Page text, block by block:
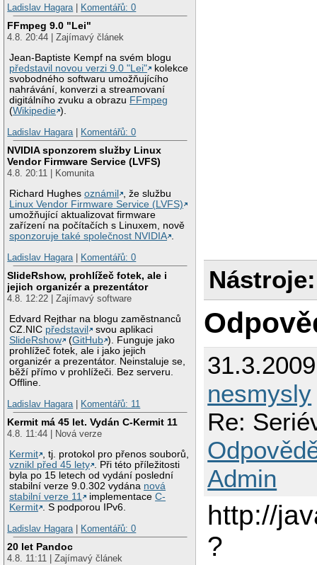
Ladislav Hagara
Komentářů: 0
FFmpeg 9.0 "Lei"
4.8. 20:44 | Zajímavý článek
Jean-Baptiste Kempf na svém blogu
představil novou verzi 9.0 "Lei"
kolekce
svobodného softwaru umožňujícího
nahrávání, konverzi a streamovaní
digitálního zvuku a obrazu FFmpeg
(Wikipedie ).
Ladislav Hagara | Komentářů: 0
NVIDIA sponzorem služby Linux
Vendor Firmware Service (LVFS)
4.8. 20:11 | Komunita
Richard Hughesoznámil
, že službu
Linux Vendor Firmware Service (LVFS)
umožňující aktualizovat firmware
zařízení na počítačích s Linuxem, nově
sponzoruje také společnost NVIDIA .
Ladislav Hagara | Komentářů: 0
SlideRshow, prohlížeč fotek, ale i
jejich organizér a prezentátor
4.8. 12:22 | Zajímavý software
Edvard Rejthar na blogu zaměstnanců
CZ.NIC představil
svou aplikaci
SlideRshow
(GitHub ). Funguje jako
prohlížeč fotek, ale i jako jejich
organizér a prezentátor. Neinstaluje se,
běží přímo v prohlížeči. Bez serveru.
Offline.
Ladislav Hagara | Komentářů: 11
Kermit má 45 let. Vydán C-Kermit 11
4.8. 11:44 | Nová verze
Kermit
, tj. protokol pro přenos souborů,
vznikl před 45 lety
. Při této příležitosti
byla po 15 letech od vydání poslední
stabilní verze 9.0.302 vydána nová
stabilní verze 11
implementaceC-
Kermit
. S podporou IPv6.
Ladislav Hagara | Komentářů: 0
20 let Pandoc
4.8. 11:11 | Zajímavý článek
Nástroje:
nesmysly
Re:
Admin
http://
?